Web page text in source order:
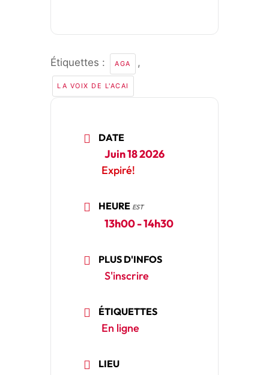
Étiquettes : AGA ,
LA VOIX DE L'ACAI
DATE
Juin 18 2026
Expiré!
HEURE EST
13h00 - 14h30
PLUS D'INFOS
S'inscrire
ÉTIQUETTES
En ligne
LIEU